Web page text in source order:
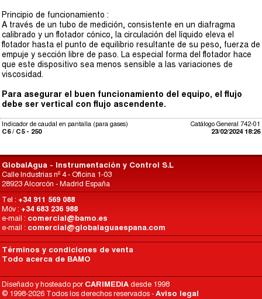
Principio de funcionamiento :
A través de un tubo de medición, consistente en un diafragma
calibrado y un flotador cónico, la circulación del líquido eleva el
flotador hasta el punto de equilibrio resultante de su peso, fuerza de
empuje y sección libre de paso. La especial forma del flotador hace
que este dispositivo sea menos sensible a las variaciones de
viscosidad.
Para asegurar el buen funcionamiento del equipo, el flujo
debe ser vertical con flujo ascendente.
Catálogo General 742-01
23/02/2024 18:26
Indicador de caudal en pantalla (para gases)
C6 / C5 - 250
GlobalAgua - Instrumentación y Control S.L
Calle Industrias nº 4 - Oficina 1-03
28923 Alcorcón - Madrid España
Tel : +34 911 569 088
Móv : +34 683 236 988
e-mail : comercial@bamo.es
e-mail : comercial@globalaguaespana.com
Términos y condiciones de venta
Todo acerca de BAMO
Diseñado y hosteado por CARIMEDIA desde 1998
© 1998-2026 Todos los derechos reservados - Aviso legal